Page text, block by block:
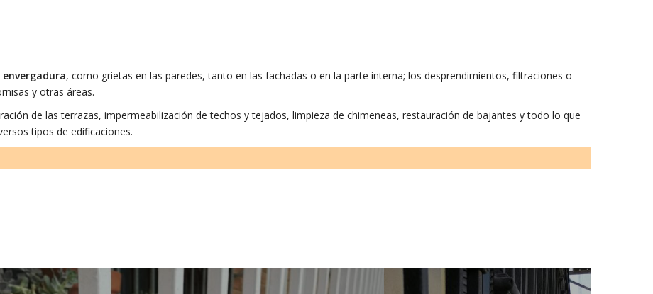
, como grietas en las paredes, tanto en las fachadas o en la parte interna; los desprendimientos, filtraciones o
y otras áreas.
de las terrazas, impermeabilización de techos y tejados, limpieza de chimeneas, restauración de bajantes y todo lo que
tipos de edificaciones.